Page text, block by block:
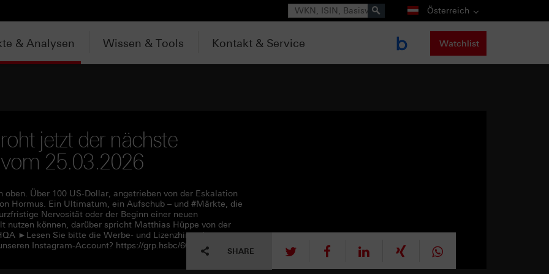
Suche Österreich
& Analysen Wissen & Tools Kontakt & Service Watchlist
jetzt der nächste
25.03.2026
Über 100 US-Dollar, angetrieben von der Eskalation
Hormus. Ein Ultimatum, ein Aufschub – und #Märkte, die
Nervosität oder der Beginn einer neuen
nutzen können, darüber spricht Matthias Hüppe von der
►Lesen Sie bitte die Werbe- und Lizenzhinweise unter
Instagram-Account? https://grp.hsbc/6050q4HQC
SHARE tweet mitteilen